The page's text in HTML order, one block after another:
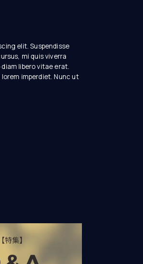
elit. Suspendisse
mi quis viverra
libero vitae erat.
imperdiet. Nunc ut